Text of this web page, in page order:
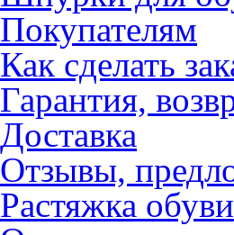
Покупателям
Как сделать
Гарантия,
Доставка
Отзывы,
Растяжка обуви